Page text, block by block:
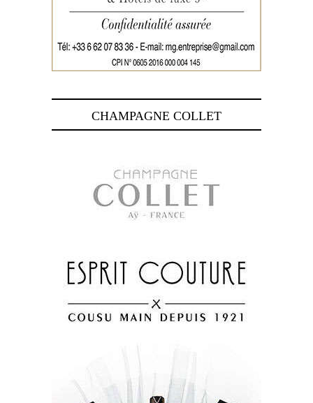
CHAMPAGNE COLLET